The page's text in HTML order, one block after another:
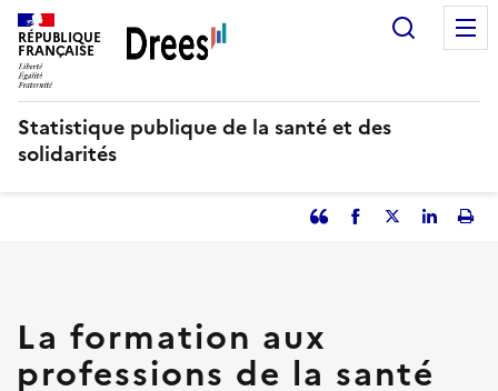
Aller
au
contenu
principal
RÉPUBLIQUE
FRANÇAISE
Statistique publique de la santé et des
solidarités
Partager
citation
Facebook
Partager
Partager
La formation aux
professions de la santé